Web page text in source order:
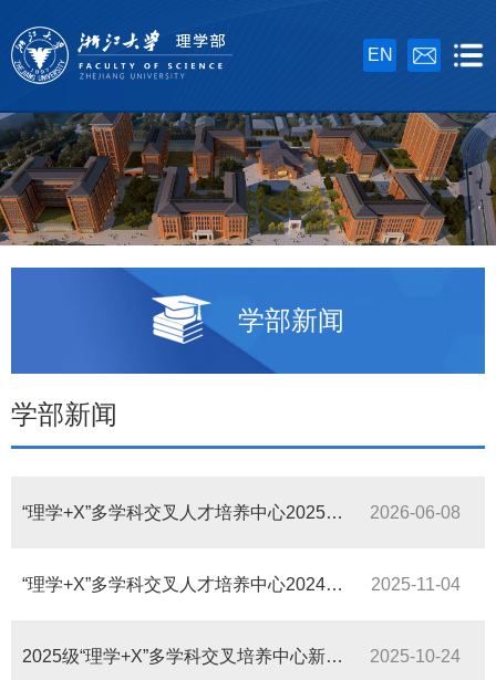
EN
学部新闻
学部新闻
“理学+X”多学科交叉人才培养中心2025级博士生学习交流会顺利进行 2026-06-08
“理学+X”多学科交叉人才培养中心2024级博士研究生学习科研进展报告会顺利举办 2025-11-04
2025级“理学+X”多学科交叉培养中心新生政策说明会顺利举行 2025-10-24